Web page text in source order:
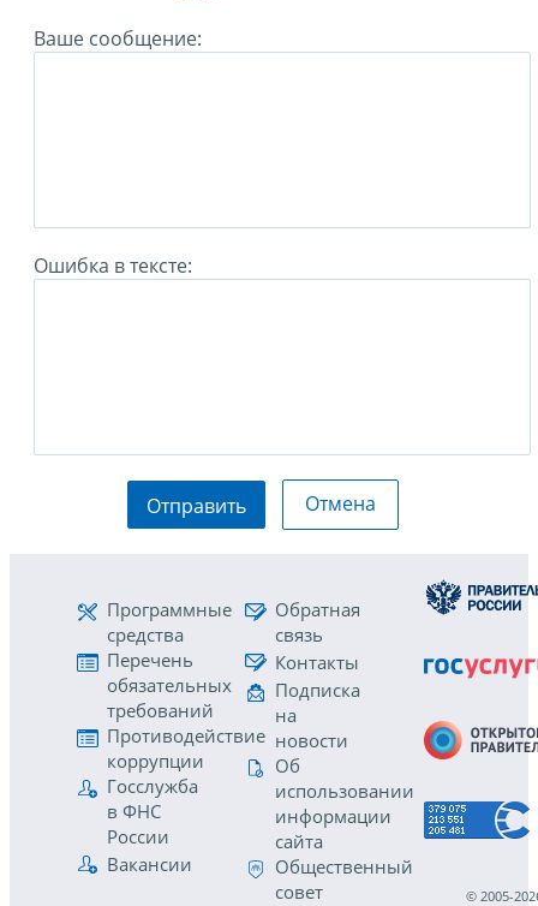
Ваше сообщение:
Ошибка в тексте:
Отправить Отмена
Программные
средства
Перечень
обязательных
требований
Противодействие
коррупции
Госслужба
в ФНС
России
Вакансии
Обратная
связь
Контакты
Подписка
на
новости
Об
использовании
информации
сайта
Общественный
совет
© 2005-